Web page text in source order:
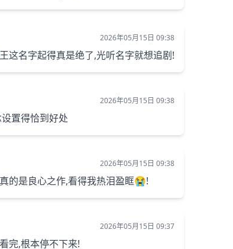
2026年05月15日 09:38
这名字起得真是绝了,光听名字就想追剧!
2026年05月15日 09:38
置得恰到好处
2026年05月15日 09:38
的是良心之作,看得我热泪盈眶😭!
2026年05月15日 09:37
完,根本停不下来!